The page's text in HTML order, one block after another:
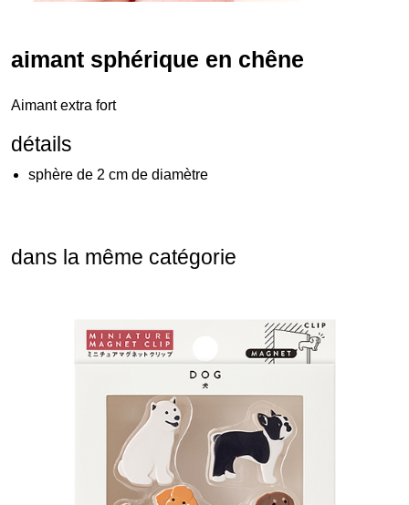
aimant sphérique en chêne
Aimant extra fort
détails
sphère de 2 cm de diamètre
dans la même catégorie